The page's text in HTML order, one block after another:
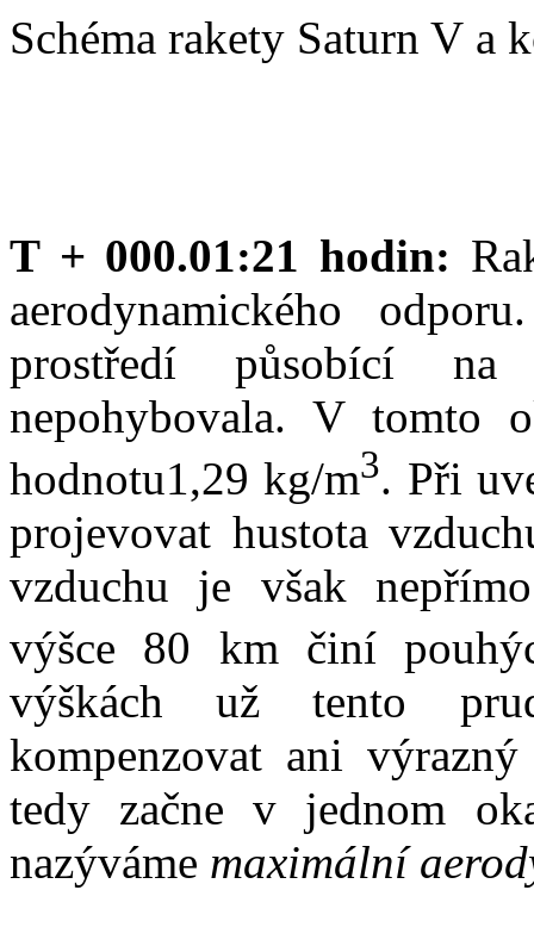
Schéma rakety Saturn V a
T + 000.01:21 hodin:
aerodynamického
prostředí působící
nepohybovala. V tomto
hodnotu1,29 kg/m3. Při
projevovat hustota
vzduchu je však
výšce 80 km činí
výškách už tento
kompenzovat ani
tedy začne v jednom
nazýváme maximální